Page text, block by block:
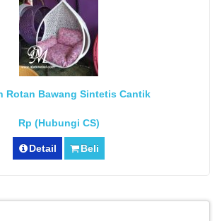
Rotan Bawang Sintetis Cantik
Rp (Hubungi CS)
Detail Beli